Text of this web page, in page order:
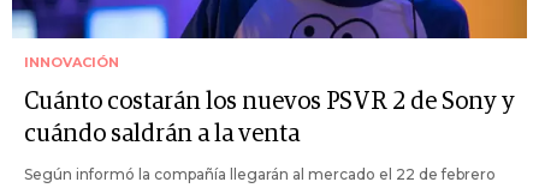
INNOVACIÓN
Cuánto costarán los nuevos PSVR 2 de Sony y
cuándo saldrán a la venta
Según informó la compañía llegarán al mercado el 22 de febrero